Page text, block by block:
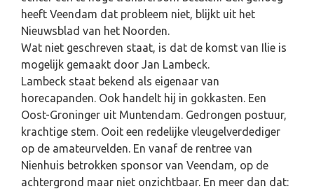
heeft Veendam dat probleem niet, blijkt uit het
Nieuwsblad van het Noorden.
Wat niet geschreven staat, is dat de komst van Ilie is
mogelijk gemaakt door Jan Lambeck.
Lambeck staat bekend als eigenaar van
horecapanden. Ook handelt hij in gokkasten. Een
Oost-Groninger uit Muntendam. Gedrongen postuur,
krachtige stem. Ooit een redelijke vleugelverdediger
op de amateurvelden. En vanaf de rentree van
Nienhuis betrokken sponsor van Veendam, op de
achtergrond maar niet onzichtbaar. En meer dan dat: